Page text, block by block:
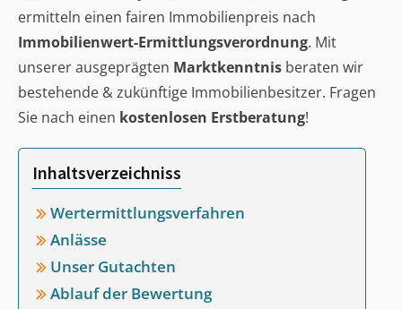
ermitteln einen fairen Immobilienpreis nach
Immobilienwert-Ermittlungsverordnung. Mit
unserer ausgeprägten Marktkenntnis beraten wir
bestehende & zukünftige Immobilienbesitzer. Fragen
Sie nach einen kostenlosen Erstberatung!
Inhaltsverzeichniss
Wertermittlungsverfahren
Anlässe
Unser Gutachten
Ablauf der Bewertung